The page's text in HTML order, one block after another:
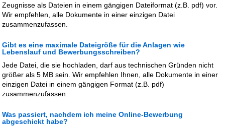
Zeugnisse als Dateien in einem gängigen Dateiformat (z.B. pdf) vor.
Wir empfehlen, alle Dokumente in einer einzigen Datei
zusammenzufassen.
Gibt es eine maximale Dateigröße für die Anlagen wie
Lebenslauf und Bewerbungsschreiben?
Jede Datei, die sie hochladen, darf aus technischen Gründen nicht
größer als 5 MB sein. Wir empfehlen Ihnen, alle Dokumente in einer
einzigen Datei in einem gängigen Format (z.B. pdf)
zusammenzufassen.
Was passiert, nachdem ich meine Online-Bewerbung
abgeschickt habe?